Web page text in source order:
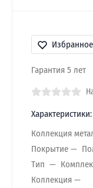
Избранное
Гарантия 5 лет
Характеристики:
Коллекция
Покрытие
Тип
Коллекция